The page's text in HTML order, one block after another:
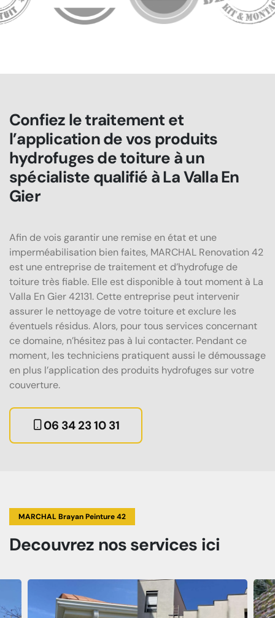
Confiez le traitement et
l’application de vos produits
hydrofuges de toiture à un
spécialiste qualifié à La Valla En
Gier
Afin de vois garantir une remise en état et une
imperméabilisation bien faites, MARCHAL Renovation 42
est une entreprise de traitement et d’hydrofuge de
toiture très fiable. Elle est disponible à tout moment à La
Valla En Gier 42131. Cette entreprise peut intervenir
assurer le nettoyage de votre toiture et exclure les
éventuels résidus. Alors, pour tous services concernant
ce domaine, n’hésitez pas à lui contacter. Pendant ce
moment, les techniciens pratiquent aussi le démoussage
en plus l’application des produits hydrofuges sur votre
couverture.
06 34 23 10 31
MARCHAL Brayan Peinture 42
Decouvrez nos services ici